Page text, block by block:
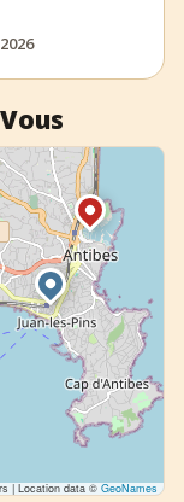
| Location data ©GeoNames